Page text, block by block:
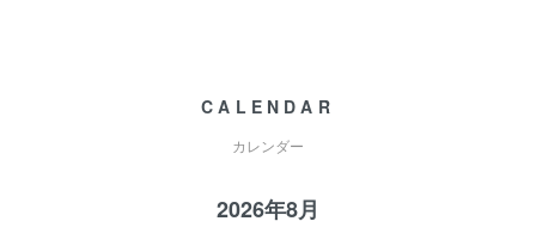
CALENDAR
カレンダー
2026年8月